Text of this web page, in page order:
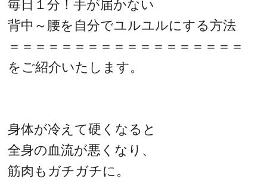
毎日１分！手が届かない
背中～腰を自分でユルユルにする方法
＝＝＝＝＝＝＝＝＝＝＝＝＝＝＝＝＝＝
をご紹介いたします。
身体が冷えて硬くなると
全身の血流が悪くなり、
筋肉もガチガチに。